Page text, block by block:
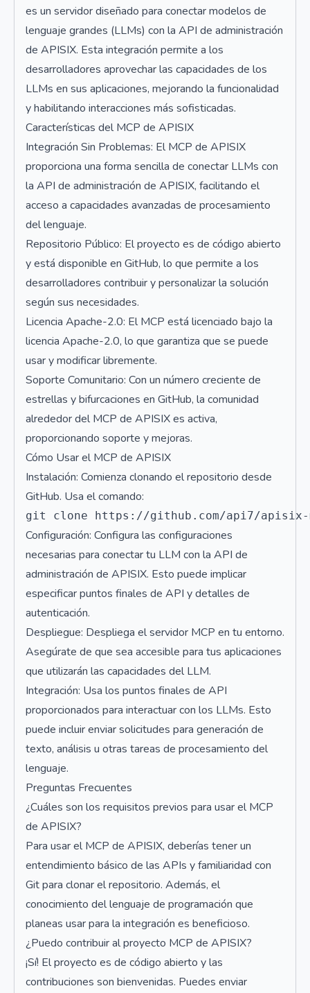
es un servidor diseñado para conectar modelos de
lenguaje grandes (LLMs) con la API de administración
de APISIX. Esta integración permite a los
desarrolladores aprovechar las capacidades de los
LLMs en sus aplicaciones, mejorando la funcionalidad
y habilitando interacciones más sofisticadas.
Características del MCP de APISIX
Integración Sin Problemas: El MCP de APISIX
proporciona una forma sencilla de conectar LLMs con
la API de administración de APISIX, facilitando el
acceso a capacidades avanzadas de procesamiento
del lenguaje.
Repositorio Público: El proyecto es de código abierto
y está disponible en GitHub, lo que permite a los
desarrolladores contribuir y personalizar la solución
según sus necesidades.
Licencia Apache-2.0: El MCP está licenciado bajo la
licencia Apache-2.0, lo que garantiza que se puede
usar y modificar libremente.
Soporte Comunitario: Con un número creciente de
estrellas y bifurcaciones en GitHub, la comunidad
alrededor del MCP de APISIX es activa,
proporcionando soporte y mejoras.
Cómo Usar el MCP de APISIX
Instalación: Comienza clonando el repositorio desde
GitHub. Usa el comando:
Configuración: Configura las configuraciones
necesarias para conectar tu LLM con la API de
administración de APISIX. Esto puede implicar
especificar puntos finales de API y detalles de
autenticación.
Despliegue: Despliega el servidor MCP en tu entorno.
Asegúrate de que sea accesible para tus aplicaciones
que utilizarán las capacidades del LLM.
Integración: Usa los puntos finales de API
proporcionados para interactuar con los LLMs. Esto
puede incluir enviar solicitudes para generación de
texto, análisis u otras tareas de procesamiento del
lenguaje.
Preguntas Frecuentes
¿Cuáles son los requisitos previos para usar el MCP
de APISIX?
Para usar el MCP de APISIX, deberías tener un
entendimiento básico de las APIs y familiaridad con
Git para clonar el repositorio. Además, el
conocimiento del lenguaje de programación que
planeas usar para la integración es beneficioso.
¿Puedo contribuir al proyecto MCP de APISIX?
¡Sí! El proyecto es de código abierto y las
contribuciones son bienvenidas. Puedes enviar